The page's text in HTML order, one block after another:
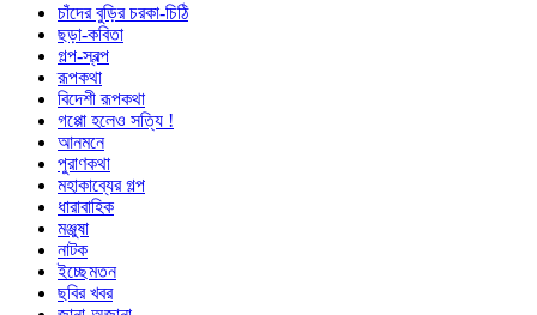
চাঁদের বুড়ির চরকা-চিঠি
ছড়া-কবিতা
গল্প-স্বল্প
রূপকথা
বিদেশী রূপকথা
গপ্পো হলেও সত্যি !
আনমনে
পুরাণকথা
মহাকাব্যের গল্প
ধারাবাহিক
মঞ্জুষা
নাটক
ইচ্ছেমতন
ছবির খবর